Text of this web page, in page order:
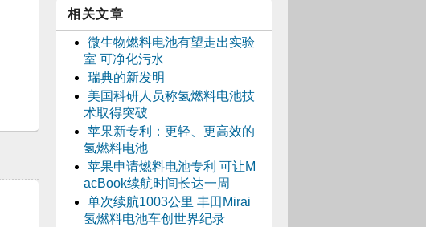
相关文章
微生物燃料电池有望走出实验
室 可净化污水
瑞典的新发明
美国科研人员称氢燃料电池技
术取得突破
苹果新专利：更轻、更高效的
氢燃料电池
苹果申请燃料电池专利 可让M
acBook续航时间长达一周
单次续航1003公里 丰田Mirai
氢燃料电池车创世界纪录